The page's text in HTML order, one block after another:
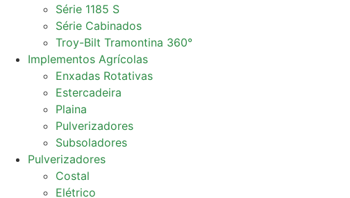
Série 1185 S
Série Cabinados
Troy-Bilt Tramontina 360°
Implementos Agrícolas
Enxadas Rotativas
Estercadeira
Plaina
Pulverizadores
Subsoladores
Pulverizadores
Costal
Elétrico